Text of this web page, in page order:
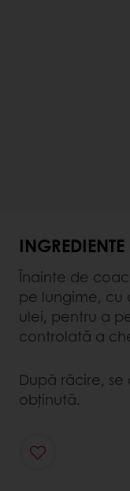
INGREDIENTE
Înainte de
pe lungime, cu
ulei, pentru a
controlată a
După răcire,
obținută.